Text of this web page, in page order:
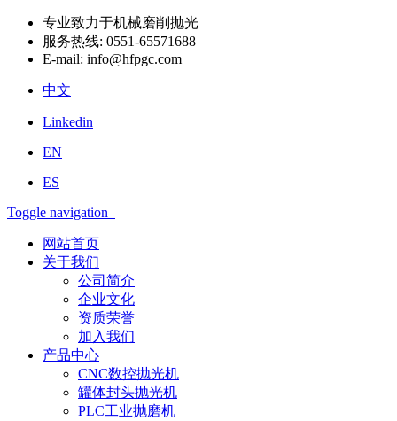
专业致力于机械磨削抛光
服务热线: 0551-65571688
E-mail: info@hfpgc.com
中文
Linkedin
EN
ES
Toggle navigation
网站首页
关于我们
公司简介
企业文化
资质荣誉
加入我们
产品中心
CNC数控抛光机
罐体封头抛光机
PLC工业抛磨机